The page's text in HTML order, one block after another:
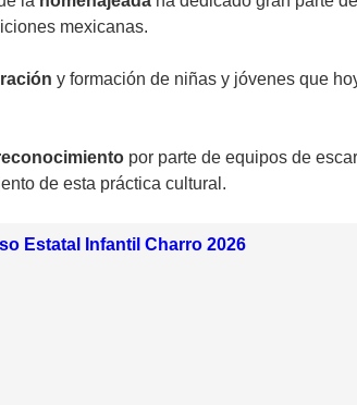
mexicanas.
y formación de niñas y jóvenes que
por parte de equipos de
de esta práctica cultural.
Estatal Infantil Charro 2026